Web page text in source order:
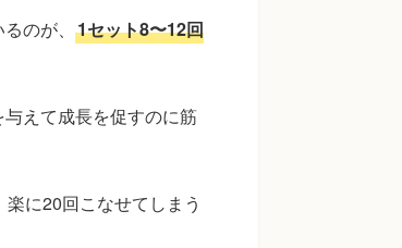
のが、 1セット8〜12回
えて成長を促すのに筋
に20回こなせてしまう